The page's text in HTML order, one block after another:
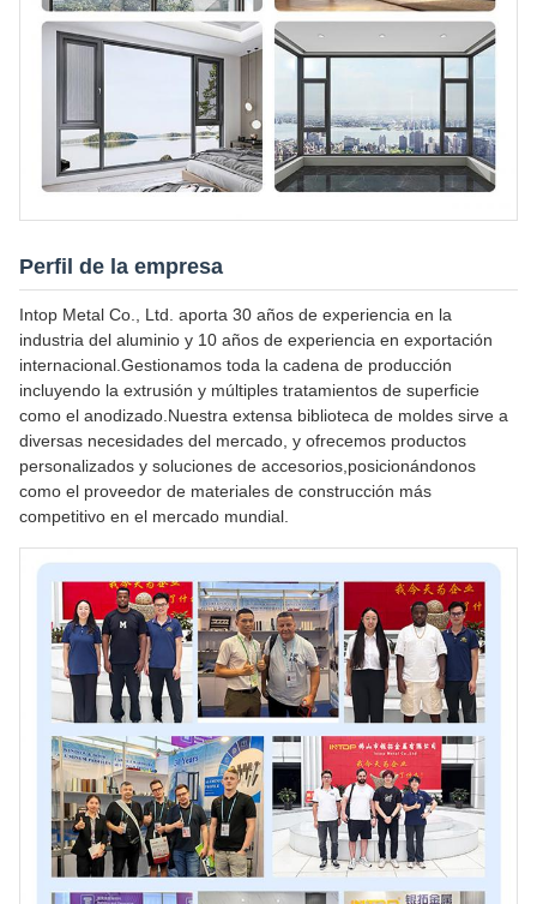
Perfil de la empresa
Intop Metal Co., Ltd. aporta 30 años de experiencia en la
industria del aluminio y 10 años de experiencia en exportación
internacional.Gestionamos toda la cadena de producción
incluyendo la extrusión y múltiples tratamientos de superficie
como el anodizado.Nuestra extensa biblioteca de moldes sirve a
diversas necesidades del mercado, y ofrecemos productos
personalizados y soluciones de accesorios,posicionándonos
como el proveedor de materiales de construcción más
competitivo en el mercado mundial.